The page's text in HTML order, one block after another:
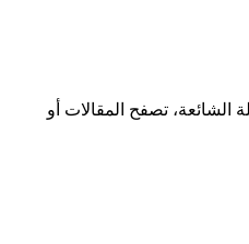
الشائعة، تصفح المقالات أو